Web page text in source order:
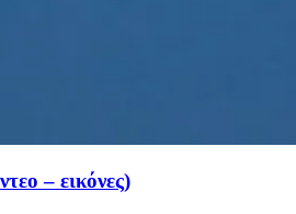
– εικόνες)